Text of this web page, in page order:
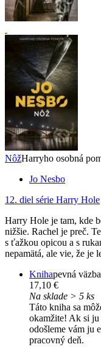
NôžHarryho osobná
Jo Nesbo
12. diel série Harry Hole
Harry Hole je tam, kde
nižšie. Rachel je preč.
s ťažkou opicou a s
nepamätá, ale vie, že je
Knihapevná
17,10 €
Na sklade > 5 ks
Táto kniha sa
okamžite! Ak si ju
odošleme vám ju
pracovný deň.